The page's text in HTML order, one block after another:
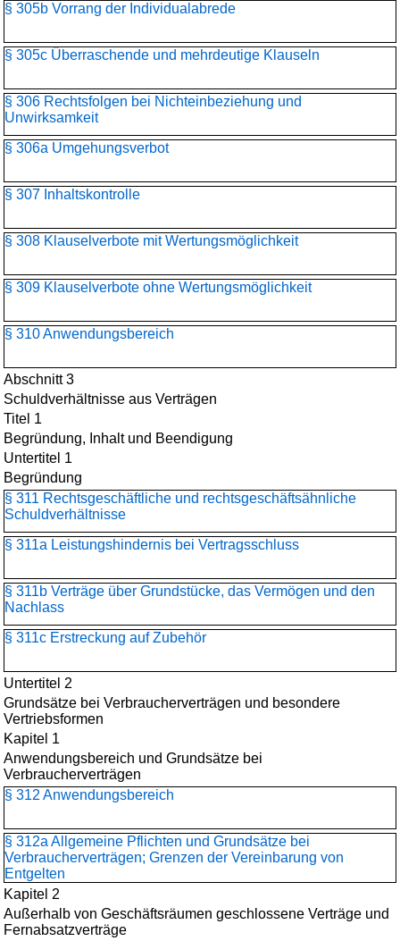
§ 305b Vorrang der Individualabrede
§ 305c Überraschende und mehrdeutige Klauseln
§ 306 Rechtsfolgen bei Nichteinbeziehung und
Unwirksamkeit
§ 306a Umgehungsverbot
§ 307 Inhaltskontrolle
§ 308 Klauselverbote mit Wertungsmöglichkeit
§ 309 Klauselverbote ohne Wertungsmöglichkeit
§ 310 Anwendungsbereich
Abschnitt 3
Schuldverhältnisse aus Verträgen
Titel 1
Begründung, Inhalt und Beendigung
Untertitel 1
Begründung
§ 311 Rechtsgeschäftliche und rechtsgeschäftsähnliche
Schuldverhältnisse
§ 311a Leistungshindernis bei Vertragsschluss
§ 311b Verträge über Grundstücke, das Vermögen und den
Nachlass
§ 311c Erstreckung auf Zubehör
Untertitel 2
Grundsätze bei Verbraucherverträgen und besondere
Vertriebsformen
Kapitel 1
Anwendungsbereich und Grundsätze bei
Verbraucherverträgen
§ 312 Anwendungsbereich
§ 312a Allgemeine Pflichten und Grundsätze bei
Verbraucherverträgen; Grenzen der Vereinbarung von
Entgelten
Kapitel 2
Außerhalb von Geschäftsräumen geschlossene Verträge und
Fernabsatzverträge